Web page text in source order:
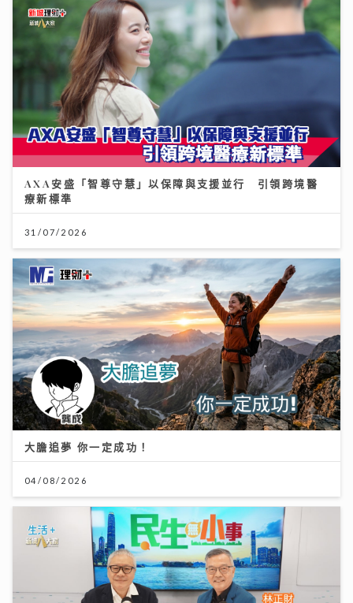
AXA安盛「智尊守慧」以保障與支援並行 引領跨境醫
療新標準
31/07/2026
大膽追夢 你一定成功！
04/08/2026